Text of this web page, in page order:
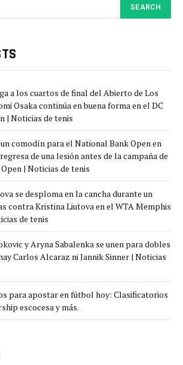
a los cuartos de final del Abierto de Los
Osaka continúa en buena forma en el DC
| Noticias de tenis
comodín para el National Bank Open en
de una lesión antes de la campaña de
| Noticias de tenis
se desploma en la cancha durante un
contra Kristina Liutova en el WTA Memphis
de tenis
y Aryna Sabalenka se unen para dobles
Carlos Alcaraz ni Jannik Sinner | Noticias
para apostar en fútbol hoy: Clasificatorios
escocesa y más.